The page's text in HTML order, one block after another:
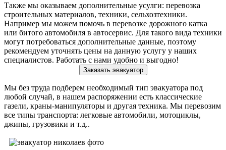
Также мы оказываем дополнительные усулги: перевозка
строительных материалов, техники, сельхозтехники.
Например мы можем помочь в перевозке дорожного катка
или битого автомобиля в автосервис. Для такого вида техники
могут потребоваться дополнительные данные, поэтому
рекомендуем уточнять цены на данную услугу у наших
специалистов. Работать с нами удобно и выгодно!
Заказать эвакуатор
Мы без труда подберем необходимый тип эвакуатора под
любой случай, в нашем распоряжении есть классические
газели, краны-манипуляторы и другая техника. Мы перевозим
все типы транспорта: легковые автомобили, мотоциклы,
джипы, грузовики и т.д..